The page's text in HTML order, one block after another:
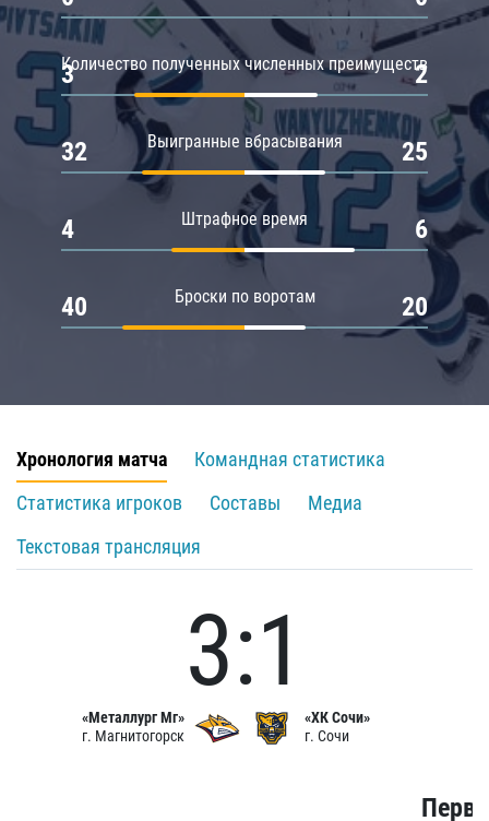
Количество полученных численных преимуществ
3 2
Выигранные вбрасывания
32 25
Штрафное время
4 6
Броски по воротам
40 20
Хронология матча
Командная статистика
Статистика игроков
Составы
Медиа
Текстовая трансляция
«Металлург Мг»
г. Магнитогорск
3:1
«ХК Сочи»
г. Сочи